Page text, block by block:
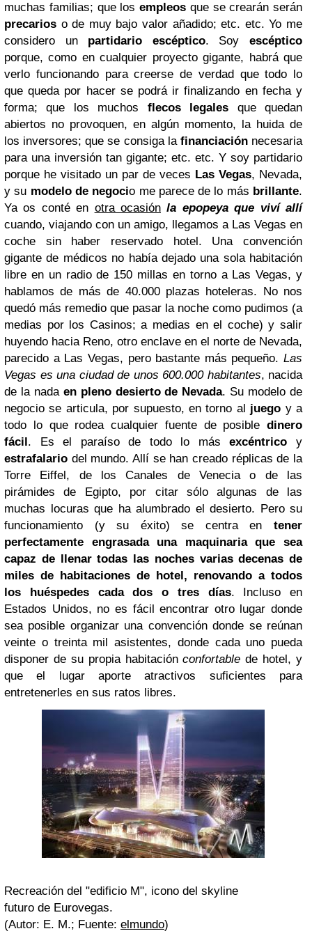
muchas familias; que los empleos que se crearán serán
precarios o de muy bajo valor añadido; etc. etc. Yo me
considero un partidario escéptico. Soyescéptico
porque, como en cualquier proyecto gigante, habrá que
verlo funcionando para creerse de verdad que todo lo
que queda por hacer se podrá ir finalizando en fecha y
forma; que los muchos flecos legales que quedan
abiertos no provoquen, en algún momento, la huida de
los inversores; que se consiga la financiaciónnecesaria
para una inversión tan gigante; etc. etc. Y soy partidario
porque he visitado un par de veces Las Vegas, Nevada,
y su modelo de negocio me parece de lo más brillante.
Ya os conté en otra ocasión la epopeya que viví allí
cuando, viajando con un amigo, llegamos a Las Vegas en
coche sin haber reservado hotel. Una convención
gigante de médicos no había dejado una sola habitación
libre en un radio de 150 millas en torno a Las Vegas, y
hablamos de más de 40.000 plazas hoteleras. No nos
quedó más remedio que pasar la noche como pudimos (a
medias por los Casinos; a medias en el coche) y salir
huyendo hacia Reno, otro enclave en el norte de Nevada,
parecido a Las Vegas, pero bastante más pequeño. Las
Vegas es una ciudad de unos 600.000 habitantes, nacida
de la nada en pleno desierto de Nevada. Su modelo de
negocio se articula, por supuesto, en torno al juego y a
todo lo que rodea cualquier fuente de posible dinero
fácil. Es el paraíso de todo lo másexcéntrico y
estrafalario del mundo. Allí se han creado réplicas de la
Torre Eiffel, de los Canales de Venecia o de las
pirámides de Egipto, por citar sólo algunas de las
muchas locuras que ha alumbrado el desierto. Pero su
funcionamiento (y su éxito) se centra en tener
perfectamente engrasada una maquinaria que sea
capaz de llenar todas las noches varias decenas de
miles de habitaciones de hotel, renovando a todos
los huéspedes cada dos o tres días. Incluso en
Estados Unidos, no es fácil encontrar otro lugar donde
sea posible organizar una convención donde se reúnan
veinte o treinta mil asistentes, donde cada uno pueda
disponer de su propia habitaciónconfortable de hotel, y
que el lugar aporte atractivos suficientes para
entretenerles en sus ratos libres.
Recreación del "edificio M", icono del skyline
futuro de Eurovegas.
(Autor: E. M.; Fuente: elmundo)